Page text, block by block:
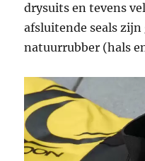
drysuits en tevens
afsluitende seals
natuurrubber (hals